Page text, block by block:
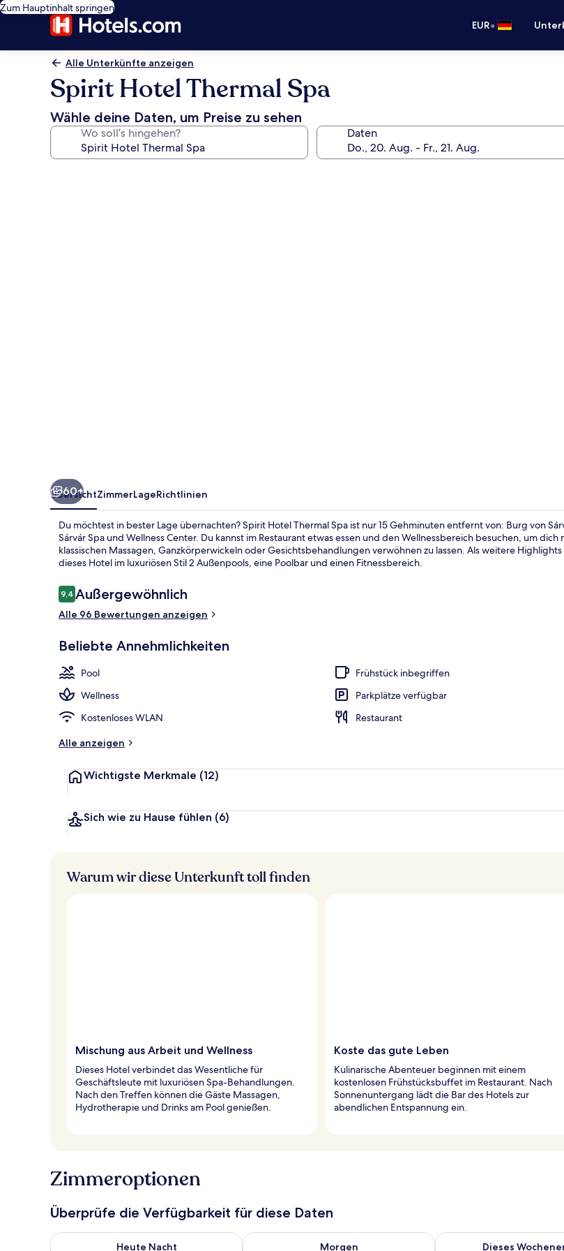
Zum Hauptinhalt springen
EUR•
Alle Unterkünfte anzeigen
Spirit Hotel Thermal Spa
Wähle deine Daten, um Preise zu sehen
Wo soll’s hingehen? Daten
60+
ÜbersichtZimmerLageRichtlinien
Du möchtest in bester Lage übernachten? Spirit Hotel Thermal Spa ist nur 15 Gehminuten entfernt von: Burg von
Sárvár Spa und Wellness Center. Du kannst im Restaurant etwas essen und den Wellnessbereich besuchen, um dich
klassischen Massagen, Ganzkörperwickeln oder Gesichtsbehandlungen verwöhnen zu lassen. Als weitere
dieses Hotel im luxuriösen Stil 2 Außenpools, eine Poolbar und einen Fitnessbereich.
Bewertungen
9,49,4 von 10.
Außergewöhnlich
Alle 96 Bewertungen anzeigen
Beliebte Annehmlichkeiten
Pool
Frühstück inbegriffen
Wellness
Parkplätze verfügbar
Kostenloses WLAN
Restaurant
Alle anzeigen
Wichtigste Merkmale (12)
Sich wie zu Hause fühlen (6)
Warum wir diese Unterkunft toll finden
Mischung aus Arbeit und Wellness
Dieses Hotel verbindet das Wesentliche für
Geschäftsleute mit luxuriösen Spa-Behandlungen.
Nach den Treffen können die Gäste Massagen,
Hydrotherapie und Drinks am Pool genießen.
Koste das gute Leben
Kulinarische Abenteuer beginnen mit einem
kostenlosen Frühstücksbuffet im Restaurant. Nach
Sonnenuntergang lädt die Bar des Hotels zur
abendlichen Entspannung ein.
Zimmeroptionen
Überprüfe die Verfügbarkeit für diese Daten
Heute Nacht
Überprüfe die Verfügbarkeit für heute Nacht, Aug. 6 - Aug. 7.
Morgen
Überprüfe die Verfügbarkeit für morgen, Aug. 7 - Aug. 8.
Dieses
Überprüfe die